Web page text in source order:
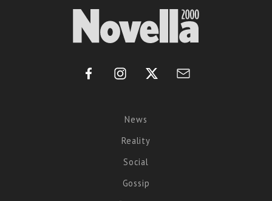
News
Reality
Social
Gossip